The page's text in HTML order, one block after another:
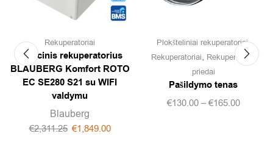
Rekuperatoriai
Rotacinis rekuperatorius
BLAUBERG Komfort ROTO
EC SE280 S21 su WIFI
valdymu
Blauberg
€2,311.25 €1,849.00
Plokšteliniai rekuperatoriai,
Rekuperatoriai, Rekuperatorių
priedai
Pašildymo tenas
€130.00–€165.00